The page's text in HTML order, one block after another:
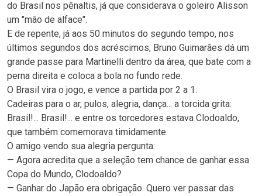
do Brasil nos pênaltis, já que considerava o goleiro Alisson
um "mão de alface".
E de repente, já aos 50 minutos do segundo tempo, nos
últimos segundos dos acréscimos, Bruno Guimarães dá um
grande passe para Martinelli dentro da área, que bate com a
perna direita e coloca a bola no fundo rede.
O Brasil vira o jogo, e vence a partida por 2 a 1.
Cadeiras para o ar, pulos, alegria, dança... a torcida grita:
Brasil!... Brasil!... e entre os torcedores estava Clodoaldo,
que também comemorava timidamente.
O amigo vendo sua alegria pergunta:
— Agora acredita que a seleção tem chance de ganhar essa
Copa do Mundo, Clodoaldo?
— Ganhar do Japão era obrigação. Quero ver passar das